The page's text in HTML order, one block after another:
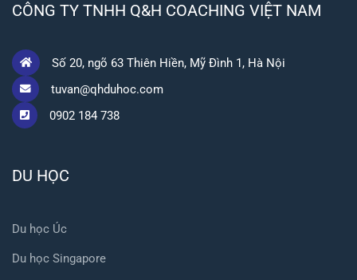
CÔNG TY TNHH Q&H COACHING VIỆT NAM
Số 20, ngõ 63 Thiên Hiền, Mỹ Đình 1, Hà Nội
tuvan@qhduhoc.com
0902 184 738
DU HỌC
Du học Úc
Du học Singapore